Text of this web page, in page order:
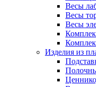
Весы
Весы
Весы
Изделия из